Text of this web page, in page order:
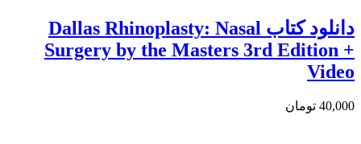
دانلود کتاب Dallas Rhinoplasty: Nasal
Surgery by the Masters 3rd Edition +
Video
40,000 تومان